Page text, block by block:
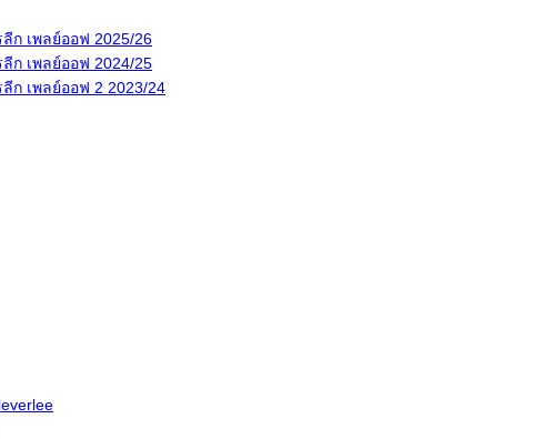
ก เพลย์ออฟ 2025/26
ก เพลย์ออฟ 2024/25
ก เพลย์ออฟ 2 2023/24